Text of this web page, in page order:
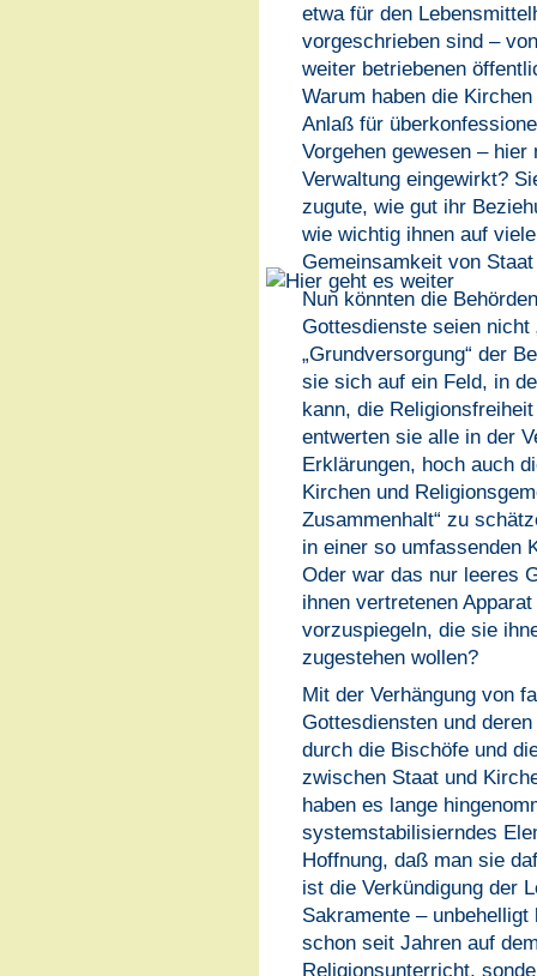
etwa für den
vorgeschrieben sind –
weiter betriebenen
Warum haben die
Anlaß für
Vorgehen gewesen –
Verwaltung eingewirkt?
zugute, wie gut ihr
wie wichtig ihnen auf
Gemeinsamkeit von
Nun könnten die
Gottesdienste seien nicht
„Grundversorgung“ der
sie sich auf ein Feld, in
kann, die
entwerten sie alle in der
Erklärungen, hoch auch
Kirchen und
Zusammenhalt“ zu
in einer so umfassenden
Oder war das nur leeres
ihnen vertretenen
vorzuspiegeln, die sie
zugestehen wollen?
Mit der Verhängung von
Gottesdiensten und
durch die Bischöfe und
zwischen Staat und
haben es lange
systemstabilisierndes
Hoffnung, daß man sie
ist die Verkündigung der
Sakramente –
schon seit Jahren auf
Religionsunterricht,